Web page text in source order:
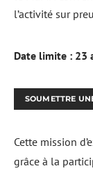
l’activité sur
Date limite : 23
SOUMETTRE
Cette mission
grâce à la